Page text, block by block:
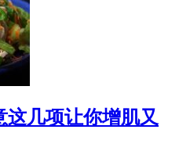
几项让你增肌又